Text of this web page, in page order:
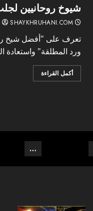
شيوخ روحانيين
SHAYKHRUHANI.COM
تعرف على "أفضل شيخ
ورد المطلقة" واستعادة
أكمل القراءة
…